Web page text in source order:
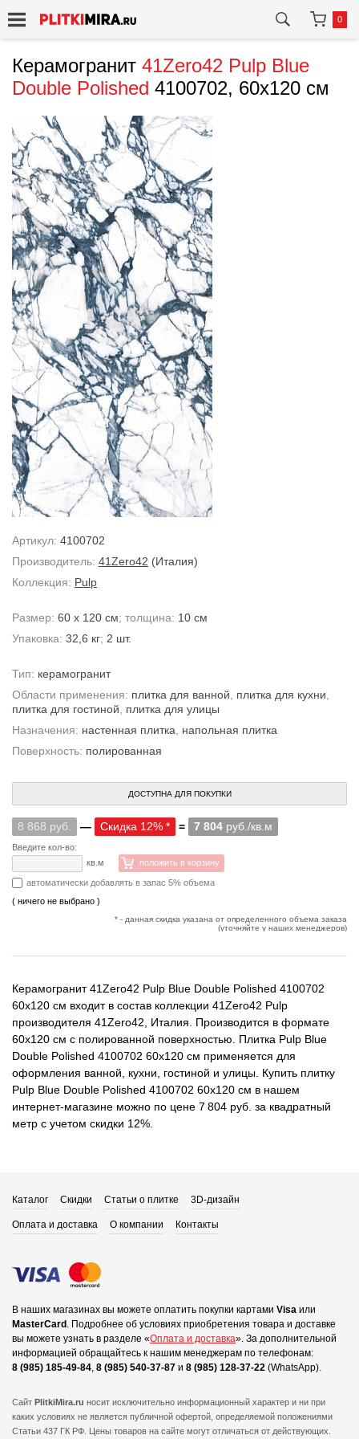
0
Керамогранит 41Zero42 Pulp Blue
Double Polished 4100702, 60x120 см
Артикул: 4100702
Производитель: 41Zero42 (Италия)
Коллекция: Pulp
Размер: 60 x 120 см; толщина: 10 см
Упаковка: 32,6 кг; 2 шт.
Тип: керамогранит
Области применения: плитка для ванной плитка для кухни
плитка для гостиной
плитка для улицы
Назначения: настенная плитка
напольная плитка
Поверхность: полированная
ДОСТУПНА ДЛЯ ПОКУПКИ
8 868 руб. — Скидка 12% * = 7 804 руб./кв.м
Введите кол-во:
кв.м
положить в корзину
автоматически добавлять в запас 5% объема
( ничего не выбрано )
* - данная скидка указана от определенного объема заказа
(уточняйте у наших менеджеров)
Керамогранит 41Zero42 Pulp Blue Double Polished 4100702
60x120 см входит в состав коллекции 41Zero42 Pulp
производителя 41Zero42, Италия. Производится в формате
60x120 см с полированной поверхностью. Плитка Pulp Blue
Double Polished 4100702 60x120 см применяется для
оформления ванной, кухни, гостиной и улицы. Купить плитку
Pulp Blue Double Polished 4100702 60x120 см в нашем
интернет-магазине можно по цене 7 804 руб. за квадратный
метр с учетом скидки 12%.
Каталог Скидки Статьи о плитке 3D-дизайн
Оплата и доставка О компании Контакты
В наших магазинах вы можете оплатить покупки картами Visa или
MasterCard . Подробнее об условиях приобретения товара и доставке
вы можете узнать в разделе «Оплата и доставка». За дополнительной
информацией обращайтесь к нашим менеджерам по телефонам:
8 (985) 185-49-84, 8 (985) 540-37-87 и 8 (985) 128-37-22 (WhatsApp).
Сайт PlitkiMira.ru носит исключительно информационный характер и ни при
каких условиях не является публичной офертой, определяемой положениями
Статьи 437 ГК РФ. Цены товаров на сайте могут отличаться от действующих.